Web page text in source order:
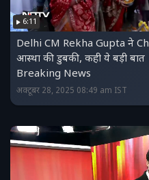
6:11
Delhi CM Rekha Gupta ने
आस्था की डुबकी, कही ये बड़ी
Breaking News
अक्टूबर 28, 2025 08:49 am IST